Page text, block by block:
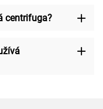
centrifuga?